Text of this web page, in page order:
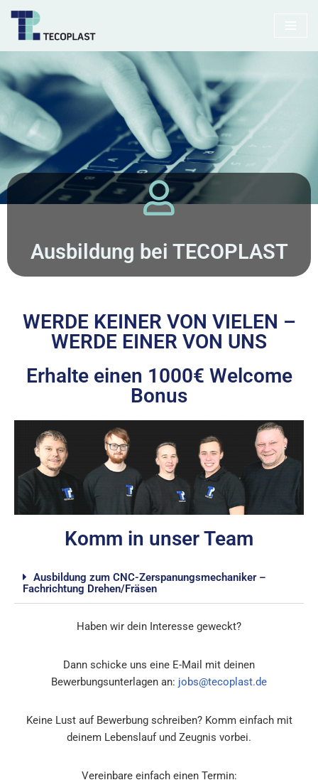
Zum
Inhalt
springen
Ausbildung bei TECOPLAST
WERDE KEINER VON VIELEN –
WERDE EINER VON UNS
Erhalte einen 1000€ Welcome
Bonus
Komm in unser Team
Ausbildung zum CNC-Zerspanungsmechaniker –
Fachrichtung Drehen/Fräsen
Haben wir dein Interesse geweckt?
Dann schicke uns eine E-Mail mit deinen
Bewerbungsunterlagen an: jobs@tecoplast.de
Keine Lust auf Bewerbung schreiben? Komm einfach mit
deinem Lebenslauf und Zeugnis vorbei.
Vereinbare einfach einen Termin: